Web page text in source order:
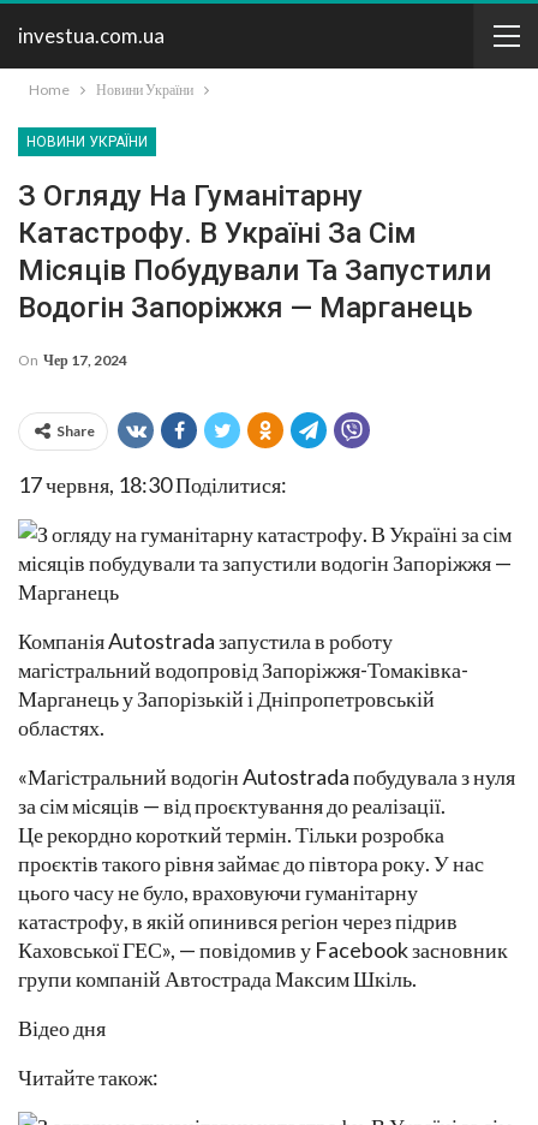
investua.com.ua
Home Новини України
НОВИНИ УКРАЇНИ
З Огляду На Гуманітарну
Катастрофу. В Україні За Сім
Місяців Побудували Та Запустили
Водогін Запоріжжя — Марганець
On Чер 17, 2024
Share
17 червня, 18:30Поділитися:
Компанія Autostrada запустила в роботу
магістральний водопровід Запоріжжя-Томаківка-
Марганець у Запорізькій і Дніпропетровській
областях.
«Магістральний водогін Autostrada побудувала з нуля
за сім місяців — від проєктування до реалізації.
Це рекордно короткий термін. Тільки розробка
проєктів такого рівня займає до півтора року. У нас
цього часу не було, враховуючи гуманітарну
катастрофу, в якій опинився регіон через підрив
Каховської ГЕС», — повідомив у Facebook засновник
групи компаній Автострада Максим Шкіль.
Відео дня
Читайте також: